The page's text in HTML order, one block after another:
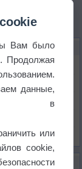
Вам было
Продолжая
данные,
в
или
cookie,